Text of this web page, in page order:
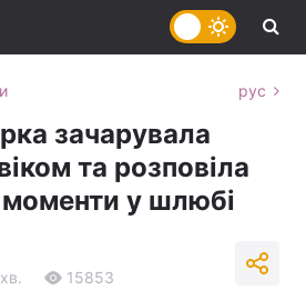
рус
зачарувала
та розповіла
моменти у шлюбі
15853